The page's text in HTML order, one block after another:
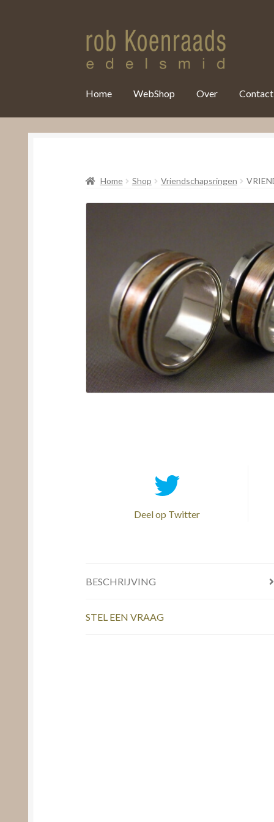
Home WebShop Over Contact
Home Shop Vriendschapsringen
Deel op Twitter
BESCHRIJVING
STEL EEN VRAAG